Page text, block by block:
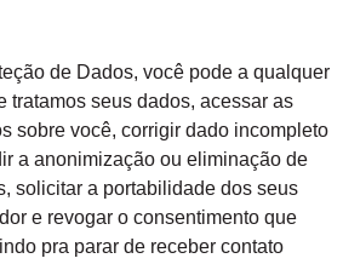
de Dados, você pode a qualquer
tratamos seus dados, acessar as
sobre você, corrigir dado incompleto
a anonimização ou eliminação de
solicitar a portabilidade dos seus
e revogar o consentimento que
pra parar de receber contato